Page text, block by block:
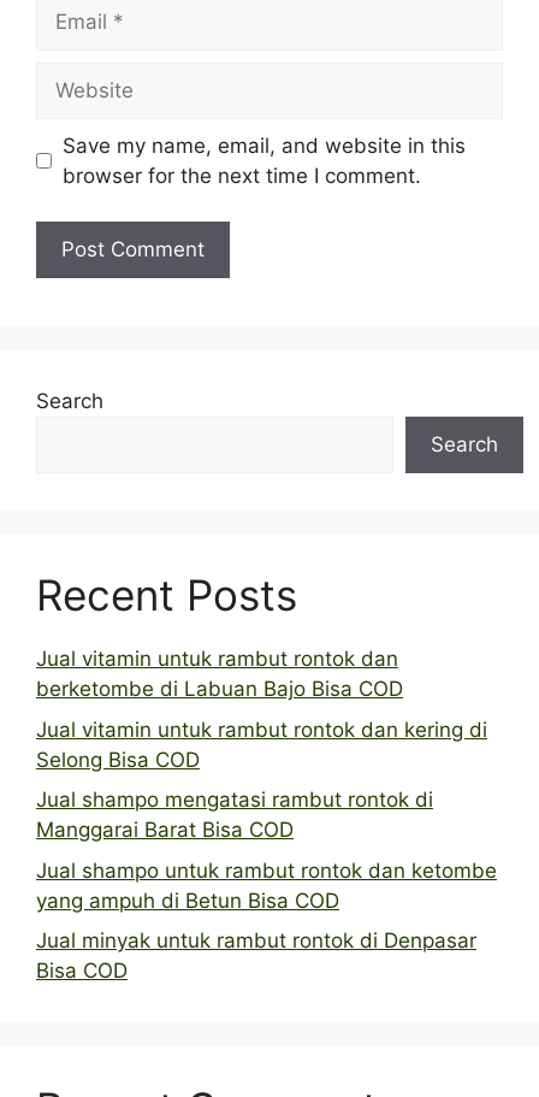
Save my name, email, and website in this
browser for the next time I comment.
Search
Search
Recent Posts
Jual vitamin untuk rambut rontok dan
berketombe di Labuan Bajo Bisa COD
Jual vitamin untuk rambut rontok dan kering di
Selong Bisa COD
Jual shampo mengatasi rambut rontok di
Manggarai Barat Bisa COD
Jual shampo untuk rambut rontok dan ketombe
yang ampuh di Betun Bisa COD
Jual minyak untuk rambut rontok di Denpasar
Bisa COD